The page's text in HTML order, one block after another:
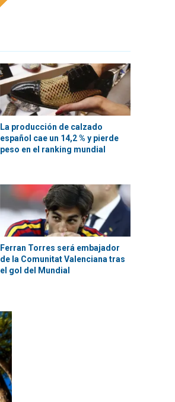
La producción de calzado
español cae un 14,2 % y pierde
peso en el ranking mundial
Ferran Torres será embajador
de la Comunitat Valenciana tras
el gol del Mundial